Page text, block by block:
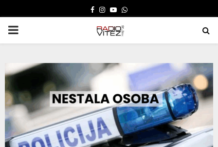
FACEBOOK
INSTAGRAM
YOUTUBE
WHATSAPP
PRIMARY